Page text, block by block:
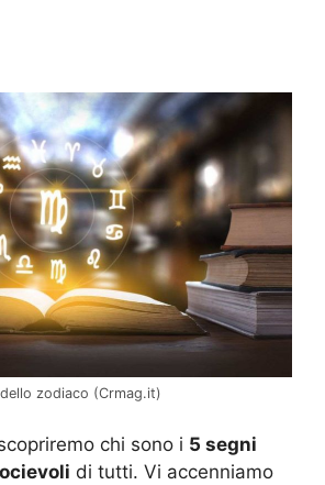
zodiaco (Crmag.it)
chi sono i 5 segni
di tutti. Vi accenniamo